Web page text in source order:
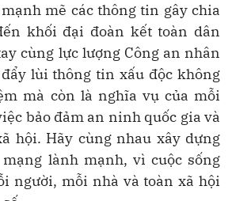
mẽ các thông tin gây chia
khối đại đoàn kết toàn dân
cùng lực lượng Công an nhân
lùi thông tin xấu độc không
mà còn là nghĩa vụ của mỗi
bảo đảm an ninh quốc gia và
hội. Hãy cùng nhau xây dựng
lành mạnh, vì cuộc sống
người, mỗi nhà và toàn xã hội